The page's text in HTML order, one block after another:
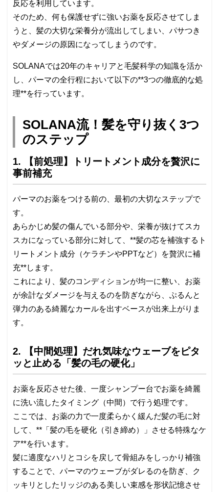
反応を利用しています。
そのため、何も保護せずに強いお薬を反応させてしま
うと、髪の大切な栄養分が流出してしまい、パサつき
やダメージの原因になってしまうのです。
SOLANAでは20年のキャリアと毛髪科学の知識を活か
し、パーマの全行程において以下の**3つの徹底的な処
理**を行っています。
SOLANA流！髪を守り抜く3つ
のステップ
1. 【前処理】トリートメント成分を贅沢に
事前補充
パーマのお薬をつける前の、最初の大切なステップで
す。
あらかじめ髪の傷んでいる部分や、栄養が抜けてスカ
スカになっている部分に対して、**髪の芯を補強するト
リートメント成分（ケラチンやPPTなど）を贅沢に補
充**します。
これにより、髪のコンディションが均一に整い、お薬
が余計なダメージを与えるのを防ぎながら、ぷるんと
弾力のある綺麗なカールを出すベースが出来上がりま
す。
2. 【中間処理】だれ気味なウェーブをピタ
ッと止める「髪の毛の硬化」
お薬を反応させた後、一度シャンプー台でお薬を綺麗
に洗い流したタイミング（中間）で行う処理です。
ここでは、お薬の力で一度柔らかく緩んだ髪の毛に対
して、**「髪の毛を硬化（引き締め）」させる特殊なケ
ア**を行います。
髪に適度なハリとコシを戻して骨組みをしっかり補強
することで、パーマのウェーブがダレるのを防ぎ、ク
ッキリとしたリッジのある美しい束感を形状記憶させ